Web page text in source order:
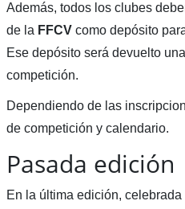
Además, todos los clubes
de la FFCVcomo depósito
Ese depósito será devuelto
competición.
Dependiendo de las
de competición y calendario.
Pasada edición
En la última edición,